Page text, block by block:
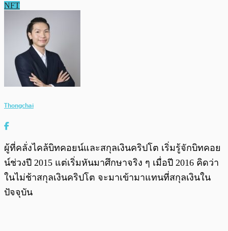
NFT
Thongchai
ผู้ที่คลั่งไคล้บิทคอยน์และสกุลเงินคริปโต เริ่มรู้จักบิทคอย
น์ช่วงปี 2015 แต่เริ่มหันมาศึกษาจริง ๆ เมื่อปี 2016 คิดว่า
ในไม่ช้าสกุลเงินคริปโต จะมาเข้ามาแทนที่สกุลเงินใน
ปัจจุบัน